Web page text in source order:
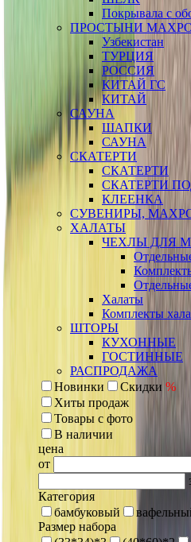
Покрывала с
ПРОСТЫНИ
Узбекистан
ТУРЦИЯ
РОССИЯ
КИТАЙ ГС
КИТАЙ
САУНА
ШАПКИ
САУНА
СКАТЕРТИ
СКАТЕРТИ
СКАТЕРТИ
КЛЕЕНКА
СУВЕНИРЫ,
ХАЛАТЫ
ЧЕХЛЫ ДЛЯ
Халаты
Комплекты
ШТОРЫ
КУХОННЫЕ
ГОСТИННЫЕ
РАСПРОДАЖА
Новинки
Скидки %
Хиты продаж
Товары с фото
В наличии
цена
от
Категория
бамбуковый
Размер набора